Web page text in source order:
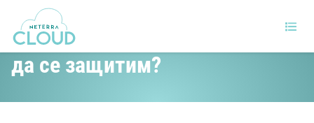
Ръст на криптоизмамите. Как
да се защитим?